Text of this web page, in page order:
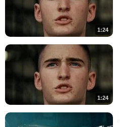
1:24
1:24